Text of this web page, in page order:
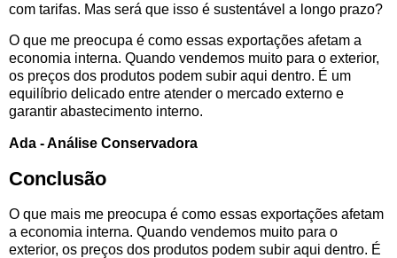
com tarifas. Mas será que isso é sustentável a longo prazo?
O que me preocupa é como essas exportações afetam a
economia interna. Quando vendemos muito para o exterior,
os preços dos produtos podem subir aqui dentro. É um
equilíbrio delicado entre atender o mercado externo e
garantir abastecimento interno.
Ada - Análise Conservadora
Conclusão
O que mais me preocupa é como essas exportações afetam
a economia interna. Quando vendemos muito para o
exterior, os preços dos produtos podem subir aqui dentro. É